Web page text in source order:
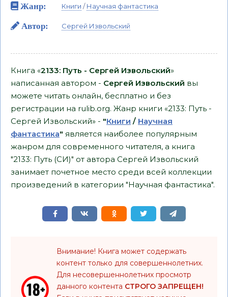
Жанр:
Книги /Научная фантастика
Автор: Сергей Извольский
Книга «2133: Путь - Сергей Извольский»
написанная автором - Сергей Извольский вы
можете читать онлайн, бесплатно и без
регистрации на rulib.org. Жанр книги «2133: Путь -
Сергей Извольский» - "Книги / Научная
фантастика" является наиболее популярным
жанром для современного читателя, а книга
"2133: Путь (СИ)" от автора Сергей Извольский
занимает почетное место среди всей коллекции
произведений в категории "Научная фантастика".
Внимание! Книга может содержать
контент только для совершеннолетних.
Для несовершеннолетних просмотр
данного контента СТРОГО ЗАПРЕЩЕН!